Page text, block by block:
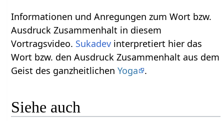
Informationen und Anregungen zum Wort bzw.
Ausdruck Zusammenhalt‏‎ in diesem
Vortragsvideo. Sukadev interpretiert hier das
Wort bzw. den Ausdruck Zusammenhalt‏‎ aus dem
Geist des ganzheitlichenYoga .
Siehe auch